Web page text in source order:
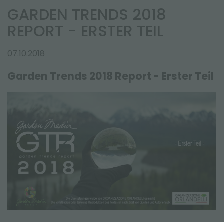
MEHR ERGEBNISSE FÜR SIE:
VIDEO
KATALOGE
NEWSLETTER
GARDEN TRENDS 2018
REPORT - ERSTER TEIL
07.10.2018
Garden Trends 2018 Report - Erster Teil